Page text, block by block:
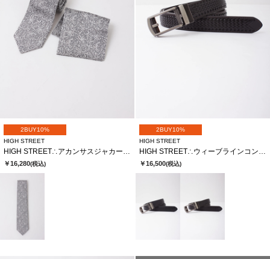
2BUY10%
HIGH STREET
HIGH STREET∴アカンサスジャカードタイ
￥16,280(税込)
2BUY10%
HIGH STREET
HIGH STREET∴ウィーブラインコンフォートベルト
￥16,500(税込)